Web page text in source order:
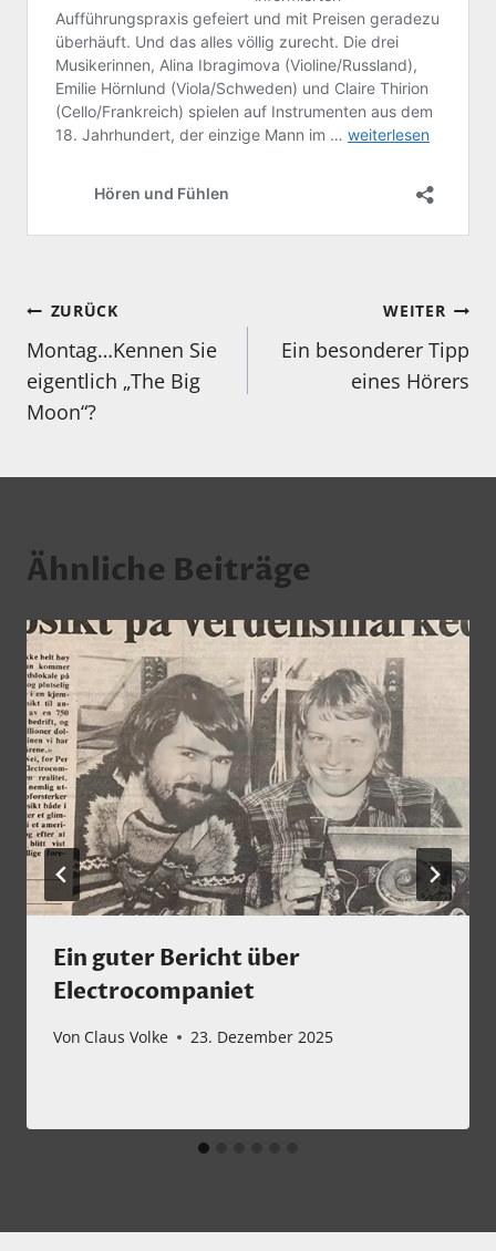
Beitragsnavigation
ZURÜCK
Montag…Kennen Sie
eigentlich „The Big
Moon“?
WEITER
Ein besonderer Tipp
eines Hörers
Ähnliche Beiträge
Ein guter Bericht über
Electrocompaniet
Von Claus Volke 23. Dezember 2025